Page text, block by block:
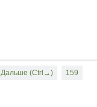
Дальше (Ctrl→) 159